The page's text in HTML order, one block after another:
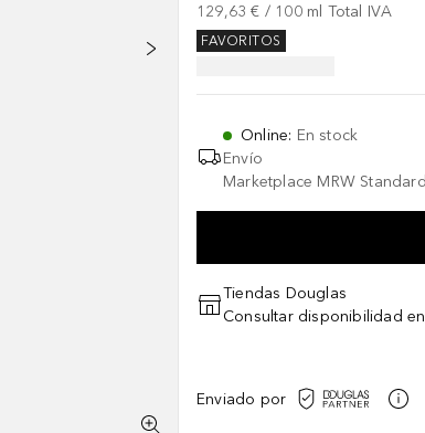
129,63 € / 100 ml Total IVA
FAVORITOS
Online: En stock
Envío
Marketplace MRW
Tiendas Douglas
Consultar disponibilidad
Enviado por